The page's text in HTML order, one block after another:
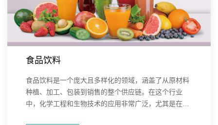
食品饮料
食品饮料是一个庞大且多样化的领域，涵盖了从原材料
种植、加工、包装到销售的整个供应链。在这个行业
中，化学工程和生物技术的应用非常广泛，尤其是在食